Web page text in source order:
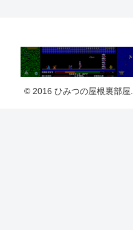
© 2016 ひみつの屋根裏部屋.